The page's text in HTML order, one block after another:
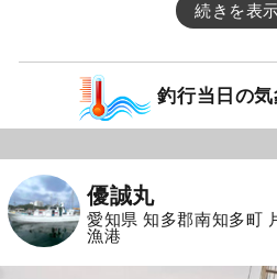
続きを表
釣行当日の
優誠丸
愛知県 知多郡南知多町
漁港